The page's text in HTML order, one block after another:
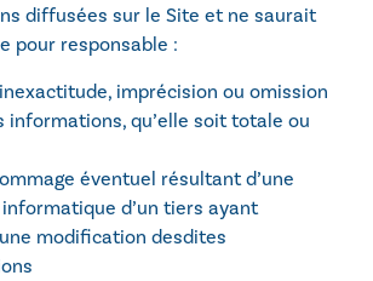
diffusées sur le Site et ne saurait
pour responsable :
imprécision ou omission
informations, qu’elle soit totale ou
éventuel résultant d’une
d’un tiers ayant
modification desdites